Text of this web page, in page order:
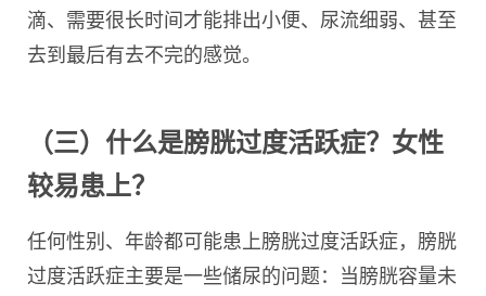
滴、需要很长时间才能排出小便、尿流细弱、甚至
去到最后有去不完的感觉。
（三）什么是膀胱过度活跃症？女性
较易患上？
任何性别、年龄都可能患上膀胱过度活跃症，膀胱
过度活跃症主要是一些储尿的问题：当膀胱容量未